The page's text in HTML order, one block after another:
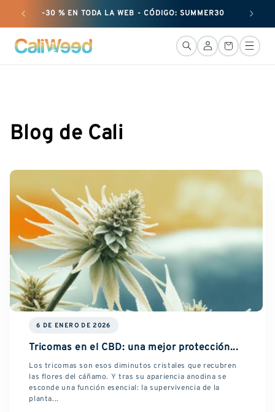
pasar al
contenido
-30 % EN TODA LA WEB - CÓDIGO: SUMMER30 + 25
ConexiónCesta
Blog de Cali
6 DE ENERO DE 2026
Tricomas en el CBD: una mejor protección...
Los tricomas son esos diminutos cristales que recubren
las flores del cáñamo. Y tras su apariencia anodina se
esconde una función esencial: la supervivencia de la
planta...